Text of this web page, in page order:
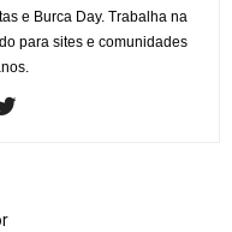
e Burca Day. Trabalha na
para sites e comunidades